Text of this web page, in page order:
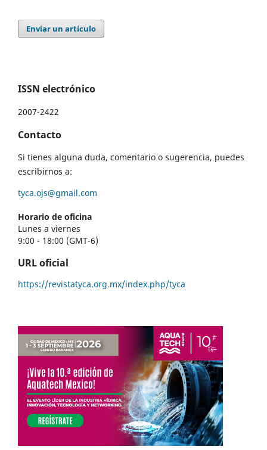
Enviar un artículo
ISSN electrónico
2007-2422
Contacto
Si tienes alguna duda, comentario o sugerencia, puedes
escribirnos a:
tyca.ojs@gmail.com
Horario de oficina
Lunes a viernes
9:00 - 18:00 (GMT-6)
URL oficial
https://revistatyca.org.mx/index.php/tyca